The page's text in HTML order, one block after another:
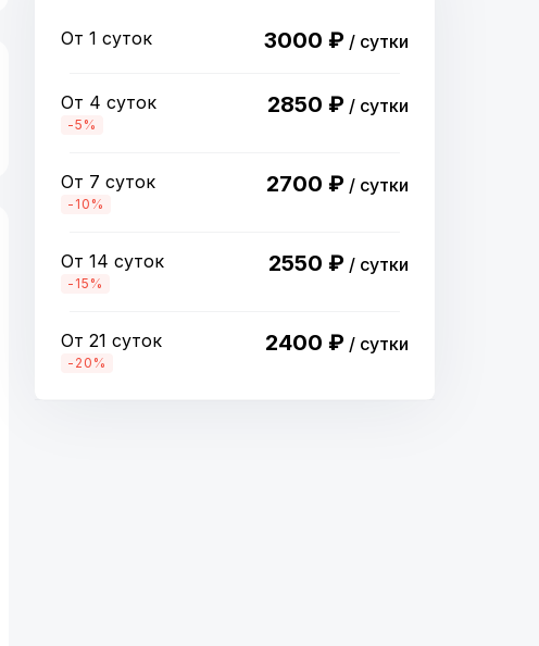
От 1 суток 3000 ₽ / сутки
От 4 суток
-5%
2850 ₽ / сутки
От 7 суток
-10%
2700 ₽ / сутки
От 14 суток
-15%
2550 ₽ / сутки
От 21 суток
-20%
2400 ₽ / сутки